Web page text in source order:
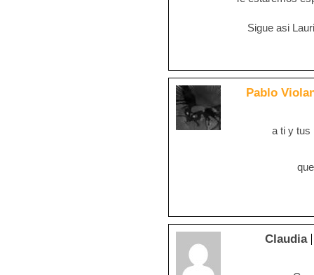
Sigue asi
Pablo
a ti y tus
Claudia